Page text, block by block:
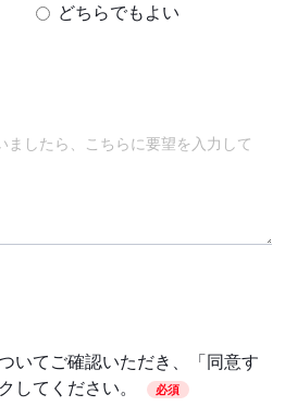
どちらでもよい
いてご確認いただき、「同意す
してください。
必須